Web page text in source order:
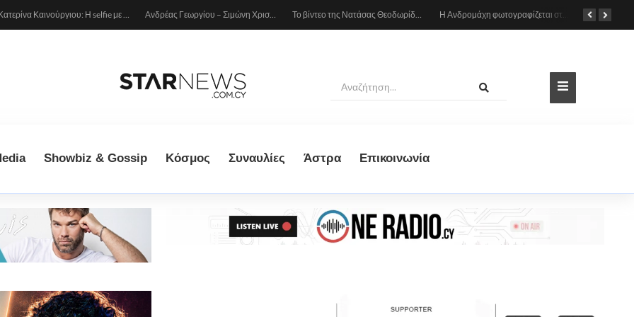
Κατερίνα Καινούργιου: Η selfie με μπλε μαγιό κάτω από τον ήλιο – Η λεπτομέρεια που λατρέψαμε (φωτογραφία) Ανδρέας Γεωργίου – Σιμώνη Χριστοδούλου: Ερωτευμένοι στο Μιλάνο! Το βίντεο της Νατάσας Θεοδωρίδου με τη μητέρα της από το αυτοκίνητο: «Πες κάτι στο κοινό σου ρε μαμά»
Showbiz & Gossip Κόσμος Συναυλίες Άστρα Eπικοινωνία